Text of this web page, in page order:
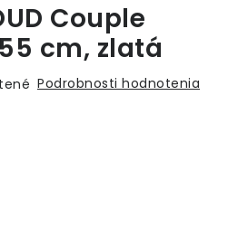
Couple
cm, zlatá
Podrobnosti hodnotenia